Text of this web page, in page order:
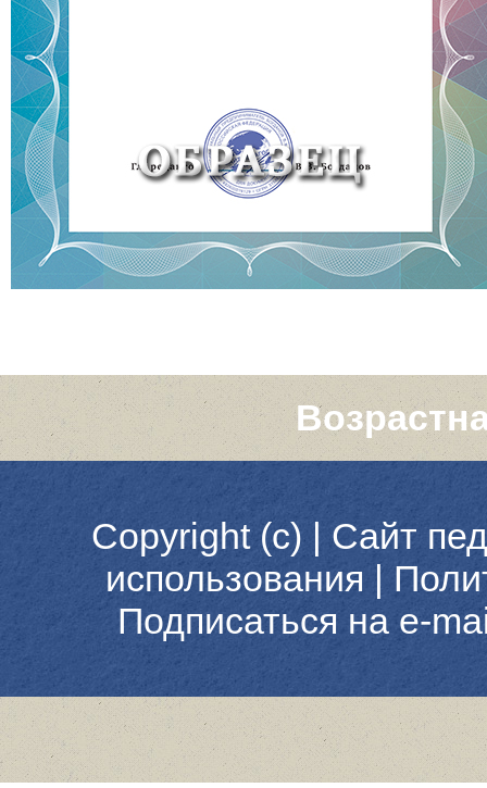
Copyright (c) | Сайт
использования |
Подписаться на e-